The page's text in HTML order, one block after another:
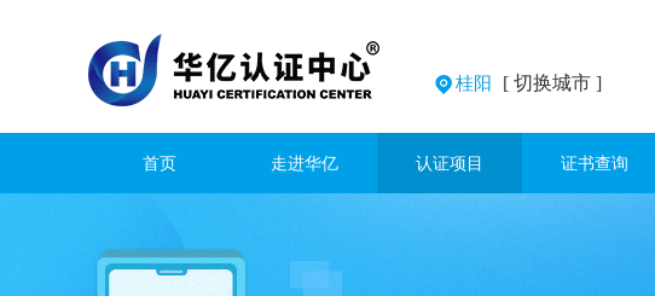
桂阳 [ 切换城市 ]
首页 走进华亿 认证项目 证书查询